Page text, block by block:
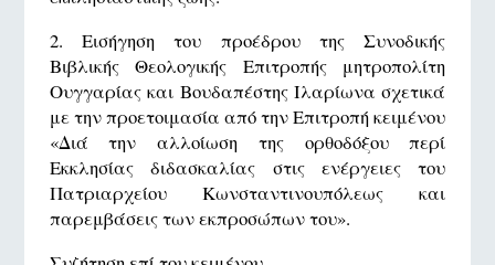
2. Εισήγηση του προέδρου της Συνοδικής
Βιβλικής Θεολογικής Επιτροπής μητροπολίτη
Ουγγαρίας και Βουδαπέστης Ιλαρίωνα σχετικά
με την προετοιμασία από την Επιτροπή κειμένου
«Διά την αλλοίωση της ορθοδόξου περί
Εκκλησίας διδασκαλίας στις ενέργειες του
Πατριαρχείου Κωνσταντινουπόλεως και
παρεμβάσεις των εκπροσώπων του».